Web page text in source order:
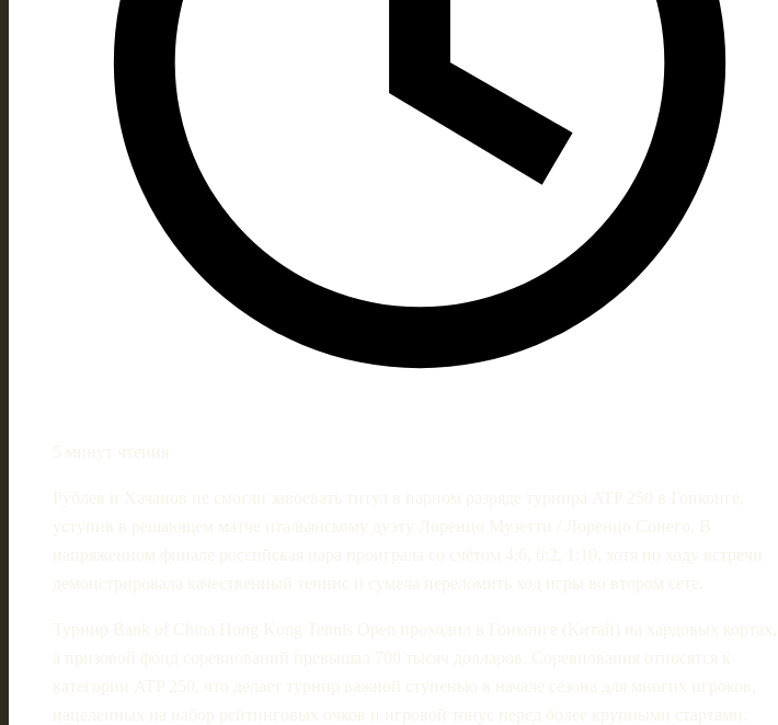
5 минут чтения
Рублев и Хачанов не смогли завоевать титул в парном разряде турнира ATP 250 в Гонконге,
уступив в решающем матче итальянскому дуэту Лоренцо Музетти / Лоренцо Сонего. В
напряженном финале российская пара проиграла со счётом 4:6, 6:2, 1:10, хотя по ходу встречи
демонстрировала качественный теннис и сумела переломить ход игры во втором сете.
Турнир Bank of China Hong Kong Tennis Open проходил в Гонконге (Китай) на хардовых кортах,
а призовой фонд соревнований превышал 700 тысяч долларов. Соревнования относятся к
категории ATP 250, что делает турнир важной ступенью в начале сезона для многих игроков,
нацеленных на набор рейтинговых очков и игровой тонус перед более крупными стартами.